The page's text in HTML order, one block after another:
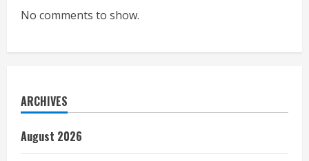
No comments to show.
ARCHIVES
August 2026